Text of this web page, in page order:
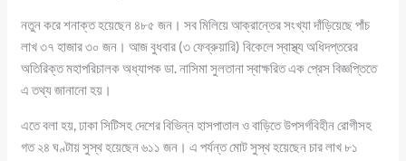
নতুন করে শনাক্ত হয়েছেন ৪৮৫ জন। সব মিলিয়ে আক্রান্তের সংখ্যা দাঁড়িয়েছে পাঁচ
লাখ ৩৭ হাজার ৩০ জন। আজ বুধবার (৩ ফেব্রুয়ারি) বিকেলে স্বাস্থ্য অধিদপ্তরের
অতিরিক্ত মহাপরিচালক অধ্যাপক ডা. নাসিমা সুলতানা স্বাক্ষরিত এক প্রেস বিজ্ঞপ্তিতে
এ তথ্য জানানো হয়।
এতে বলা হয়, ঢাকা সিটিসহ দেশের বিভিন্ন হাসপাতাল ও বাড়িতে উপসর্গবিহীন রোগীসহ
গত ২৪ ঘণ্টায় সুস্থ হয়েছেন ৬১১ জন। এ পর্যন্ত মোট সুস্থ হয়েছেন চার লাখ ৮১